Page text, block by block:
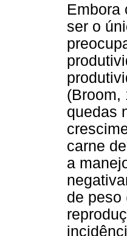
Embora
ser o
(Broom,
quedas
carne
a
de peso